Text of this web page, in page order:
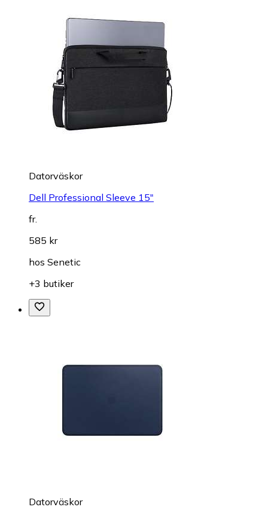
Datorväskor
Dell Professional Sleeve 15"
fr.
585 kr
hos Senetic
+3 butiker
Datorväskor